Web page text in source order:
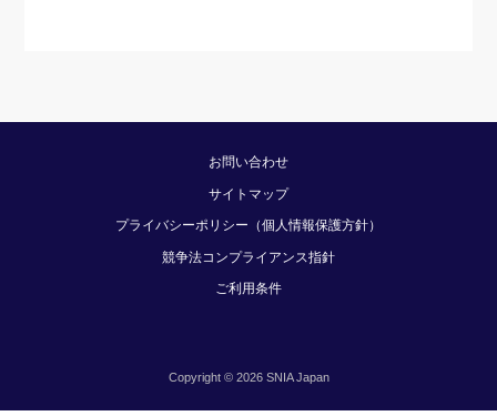
お問い合わせ
サイトマップ
プライバシーポリシー（個人情報保護方針）
競争法コンプライアンス指針
ご利用条件
Copyright © 2026 SNIA Japan